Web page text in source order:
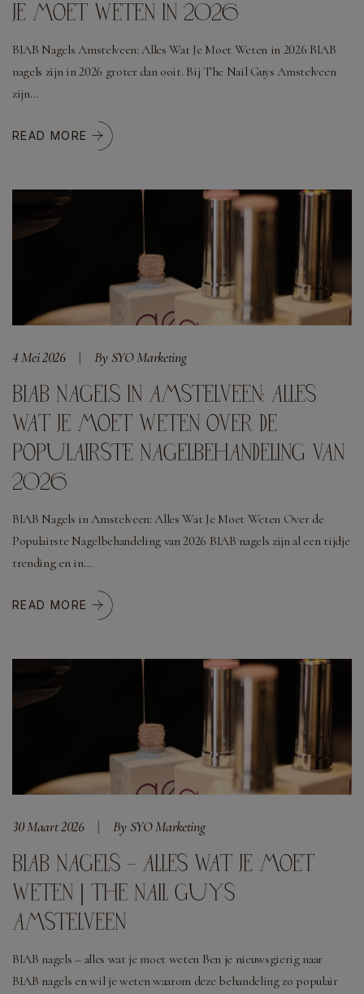
JE MOET WETEN IN 2026
BIAB Nagels Amstelveen: Alles Wat Je Moet Weten in 2026 BIAB
nagels zijn in 2026 groter dan ooit. Bij The Nail Guys Amstelveen
zijn…
READ MORE
4 Mei 2026 By SYO Marketing
BIAB NAGELS IN AMSTELVEEN: ALLES
WAT JE MOET WETEN OVER DE
POPULAIRSTE NAGELBEHANDELING VAN
2026
BIAB Nagels in Amstelveen: Alles Wat Je Moet Weten Over de
Populairste Nagelbehandeling van 2026 BIAB nagels zijn al een tijdje
trending en in…
READ MORE
30 Maart 2026 By SYO Marketing
BIAB NAGELS – ALLES WAT JE MOET
WETEN | THE NAIL GUYS
AMSTELVEEN
BIAB nagels – alles wat je moet weten Ben je nieuwsgierig naar
BIAB nagels en wil je weten waarom deze behandeling zo populair